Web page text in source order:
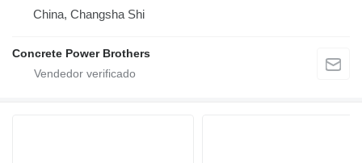
China, Changsha Shi
Concrete Power Brothers